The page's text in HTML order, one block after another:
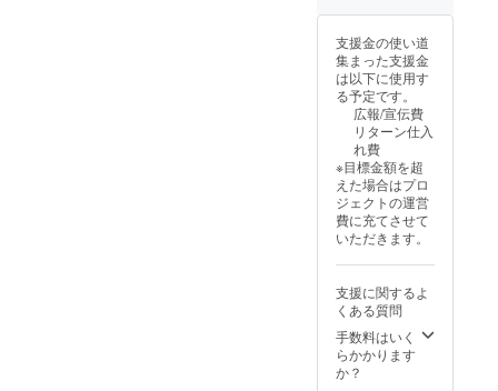
地:大分
県」
「原材
料及び
添加物
等の食
品表示
はお届
け商品
のラベ
ルに表
記され
ます。
商品開
封前に
お届け
のリ
ターン
に貼付
の味を
で」、
どうぞ
お楽し
みくだ
さい。
「原材
添加物
等の食
品表示
はお届
け商品
のラベ
記され
ま
す。」
口食べ
るさと
の風景
が広が
るよう
な味わ
いで
自宅で
炊きた
てを味
わえ
ば、ま
るで玖
したよ
うな気
持ち
に。
「玖珠
支援金の使い道
集まった支援金
は以下に使用す
る予定です。
広報/宣伝費
リターン仕入
れ費
※目標金額を超
えた場合はプロ
ジェクトの運営
費に充てさせて
いただきます。
支援に関するよ
くある質問
手数料はいく
らかかります
か？